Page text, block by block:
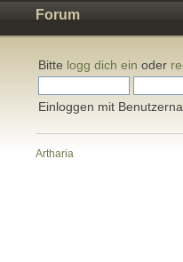
Forum
Bitte logg dich ein oder
Einloggen mit
Artharia